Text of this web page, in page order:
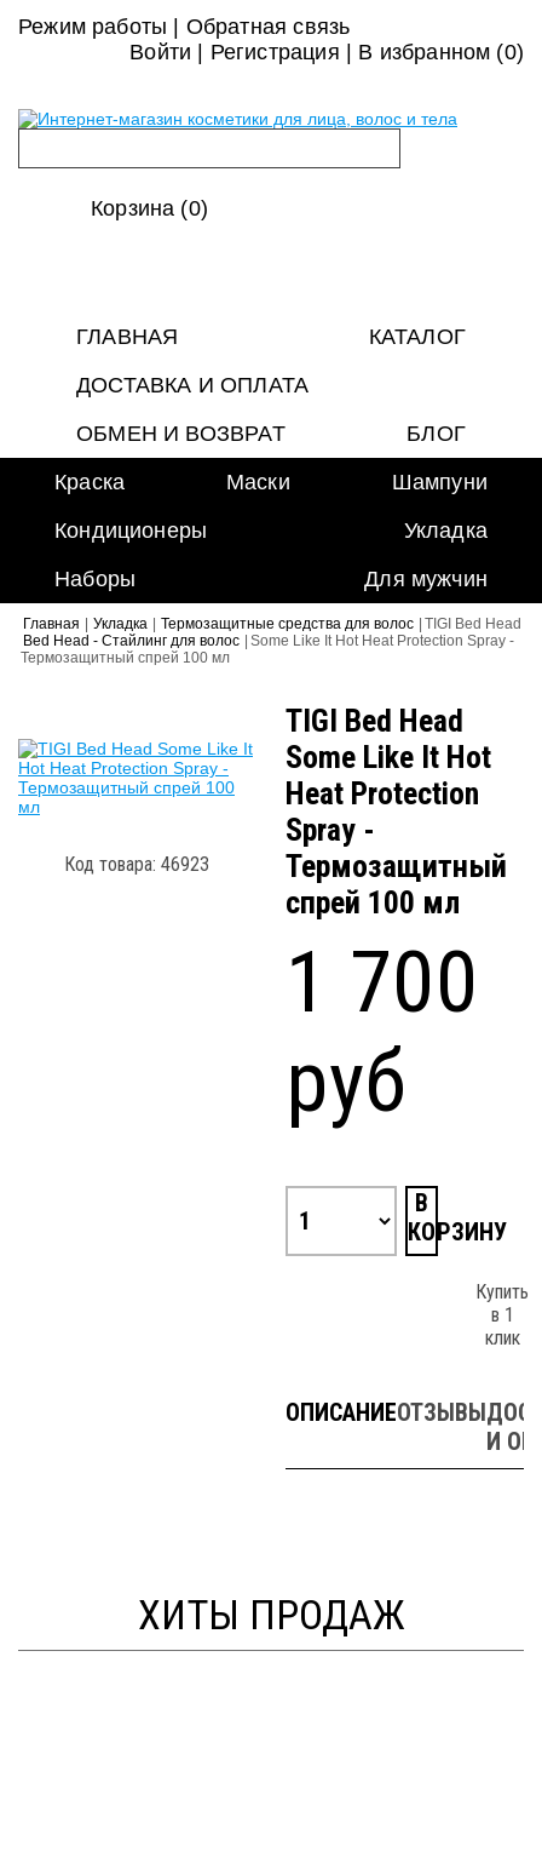
Режим работы
Обратная связь
Войти
Регистрация В избранном (0)
Корзина (0)
ГЛАВНАЯ
КАТАЛОГ
ДОСТАВКА И ОПЛАТА
ОБМЕН И ВОЗВРАТ
БЛОГ
Краска
Маски
Шампуни
Кондиционеры
Укладка
Наборы
Для мужчин
Главная Укладка Термозащитные средства для волос
Bed Head - Стайлинг для волос
TIGI Bed Head
Some Like It Hot Heat Protection Spray -
Термозащитный спрей 100 мл
Код товара: 46923
TIGI Bed Head
Some Like It Hot
Heat Protection
Spray -
Термозащитный
спрей 100 мл
1 700
руб
В
КОРЗИНУ
Купить
в 1
клик
ОПИСАНИЕОТЗЫВЫ
И
ХИТЫ ПРОДАЖ